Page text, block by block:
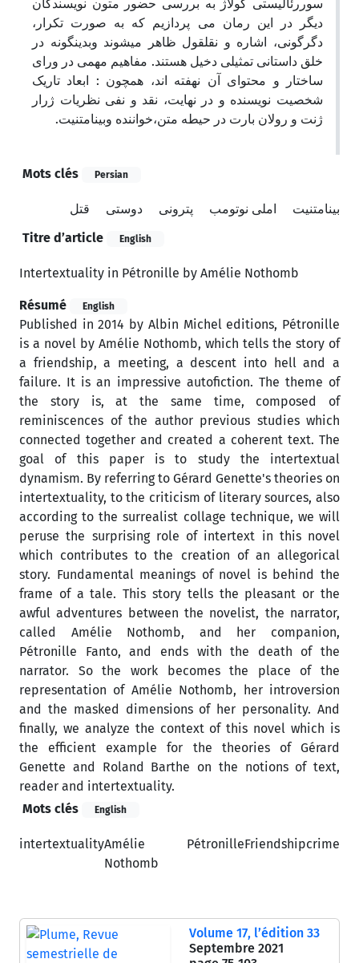
سوررئالیستی کولاژ به بررسی حضور متون نویسندگان
دیگر در این رمان می پردازیم که به صورت تکرار،
دگرگونی­، اشاره و نقل­قول­ ظاهر می­شوند وبدینگونه در
خلق داستانی تمثیلی دخیل هستند. مفاهیم مهمی در ورای
ساختار و محتوای آن نهفته اند، همچون : ابعاد تاریک
شخصیت نویسنده و در نهایت، نقد و نفی نظریات ژرار
ژنت و رولان بارت در حیطه متن،خواننده وبینامتنیت.
Mots clés Persian
بینامتنیت املی نوتومب پترونی دوستی
قتل
Titre d’article
English
Intertextuality in Pétronille by Amélie Nothomb
Résumé English
Published in 2014 by Albin Michel editions, Pétronille
is a novel by Amélie Nothomb, which tells the story of
a friendship, a meeting, a descent into hell and a
failure. It is an impressive autofiction. The theme of
the story is, at the same time, composed of
reminiscences of the author previous studies which
connected together and created a coherent text. The
goal of this paper is to study the intertextual
dynamism. By referring to Gérard Genette's theories on
intertextuality, to the criticism of literary sources, also
according to the surrealist collage technique, we will
peruse the surprising role of intertext in this novel
which contributes to the creation of an allegorical
story. Fundamental meanings of novel is behind the
frame of a tale. This story tells the pleasant or the
awful adventures between the novelist, the narrator,
called Amélie Nothomb, and her companion,
Pétronille Fanto, and ends with the death of the
narrator. So the work becomes the place of the
representation of Amélie Nothomb, her introversion
and the masked dimensions of her personality. And
finally, we analyze the context of this novel which is
the efficient example for the theories of Gérard
Genette and Roland Barthe on the notions of text,
reader and intertextuality.
Mots clés
English
intertextualityAmélie
Nothomb
PétronilleFriendshipcrime
Volume 17, l’édition 33
Septembre 2021